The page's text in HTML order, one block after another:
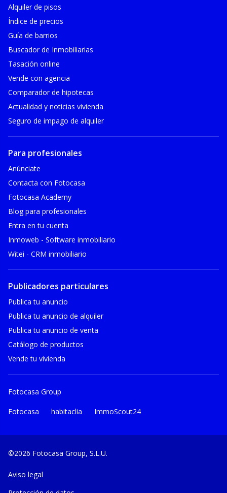
Alquiler de pisos
Índice de precios
Guía de barrios
Buscador de Inmobiliarias
Tasación online
Vende con agencia
Comparador de hipotecas
Actualidad y noticias vivienda
Seguro de impago de alquiler
Para profesionales
Anúnciate
Contacta con Fotocasa
Fotocasa Academy
Blog para profesionales
Entra en tu cuenta
Inmoweb - Software inmobiliario
Witei - CRM inmobiliario
Publicadores particulares
Publica tu anuncio
Publica tu anuncio de alquiler
Publica tu anuncio de venta
Catálogo de productos
Vende tu vivienda
Fotocasa Group
Fotocasa habitaclia ImmoScout24
©2026 Fotocasa Group, S.L.U.
Aviso legal